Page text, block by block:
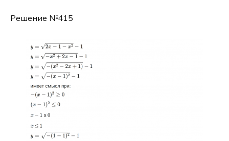
Решение №415